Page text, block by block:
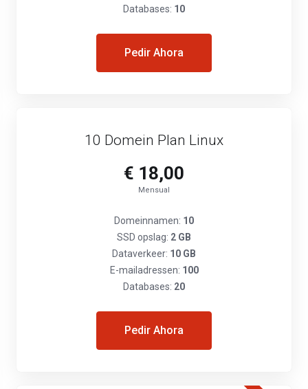
Databases: 10
Pedir Ahora
10 Domein Plan Linux
€ 18,00
Mensual
Domeinnamen: 10
SSD opslag: 2 GB
Dataverkeer: 10 GB
E-mailadressen: 100
Databases: 20
Pedir Ahora